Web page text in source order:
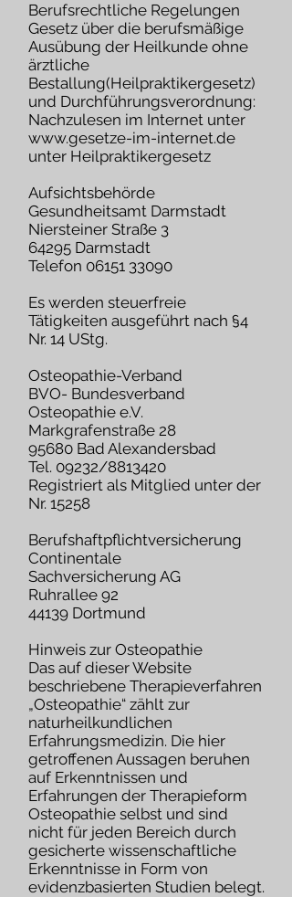
Berufsrechtliche Regelungen
Gesetz über die berufsmäßige
Ausübung der Heilkunde ohne
ärztliche
Bestallung(Heilpraktikergesetz)
und Durchführungsverordnung:
Nachzulesen im Internet unter
www.gesetze-im-internet.de
unter Heilpraktikergesetz
Aufsichtsbehörde
Gesundheitsamt Darmstadt
Niersteiner Straße 3
64295 Darmstadt
Telefon 06151 33090
Es werden steuerfreie
Tätigkeiten ausgeführt nach §4
Nr. 14 UStg.
Osteopathie-Verband
BVO- Bundesverband
Osteopathie e.V.
Markgrafenstraße 28
95680 Bad Alexandersbad
Tel. 09232/8813420
Registriert als Mitglied unter der
Nr. 15258
Berufshaftpflichtversicherung
Continentale
Sachversicherung AG
Ruhrallee 92
44139 Dortmund
Hinweis zur Osteopathie
Das auf dieser Website
beschriebene Therapieverfahren
„Osteopathie“ zählt zur
naturheilkundlichen
Erfahrungsmedizin. Die hier
getroffenen Aussagen beruhen
auf Erkenntnissen und
Erfahrungen der Therapieform
Osteopathie selbst und sind
nicht für jeden Bereich durch
gesicherte wissenschaftliche
Erkenntnisse in Form von
evidenzbasierten Studien belegt.